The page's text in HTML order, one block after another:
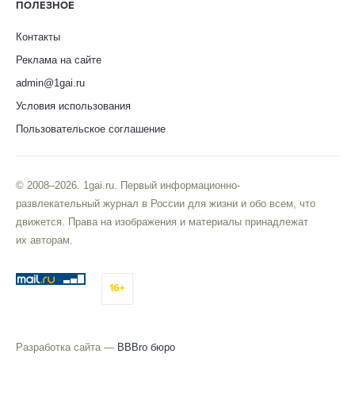
ПОЛЕЗНОЕ
Контакты
Реклама на сайте
admin@1gai.ru
Условия использования
Пользовательское соглашение
© 2008–2026. 1gai.ru. Первый информационно-
развлекательный журнал в России для жизни и обо всем, что
движется. Права на изображения и материалы принадлежат
их авторам.
16+
Разработка сайта — BBBro бюро